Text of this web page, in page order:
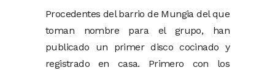
Procedentes del barrio de Mungia del que
toman nombre para el grupo, han
publicado un primer disco cocinado y
registrado en casa. Primero con los